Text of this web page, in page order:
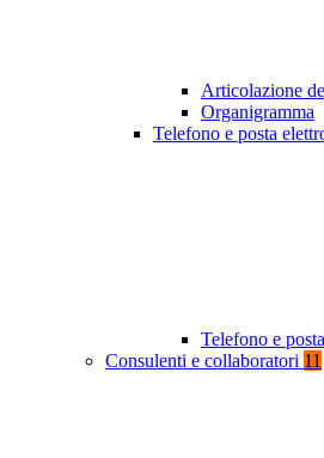
Articolazione
Organigramma
Telefono e posta
Telefono e
Consulenti e collaboratori 11